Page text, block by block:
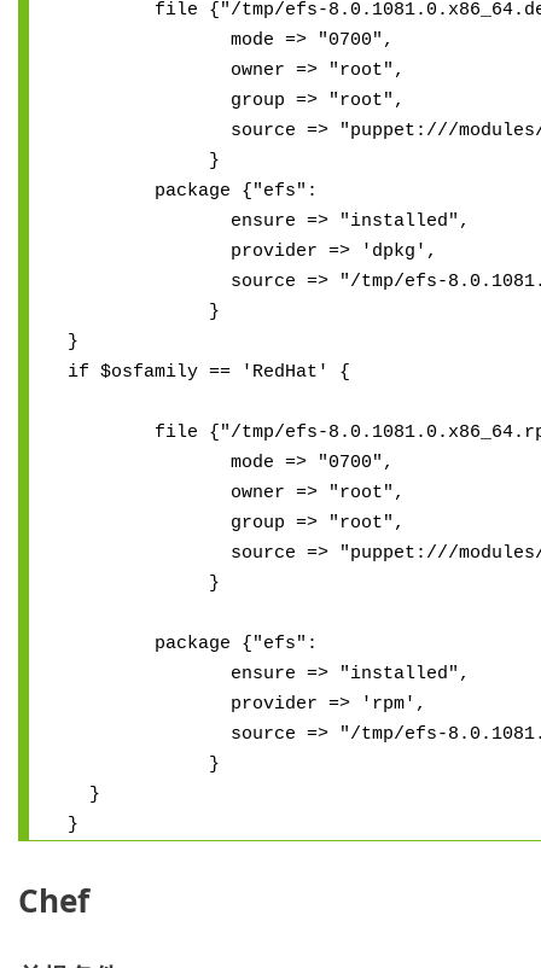
file {"/tmp/efs-
mode => "0700",
owner => "root",
group => "root",
source => "puppet:///modules/efs/
}
package {"efs":
ensure => "installed",
provider => 'dpkg',
source => "/tmp/efs-
}
}
if $osfamily == 'RedHat' {
file {"/tmp/efs-
mode => "0700",
owner => "root",
group => "root",
source => "puppet:///modules/efs/
}
package {"efs":
ensure => "installed",
provider => 'rpm',
source => "/tmp/efs-
}
}
}
Chef